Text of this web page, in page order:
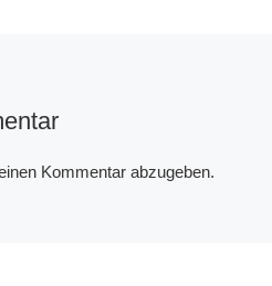
Kommentar abzugeben.